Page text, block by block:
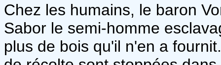
Chez les humains, le baron
Sabor le semi-homme
plus de bois qu'il n'en a